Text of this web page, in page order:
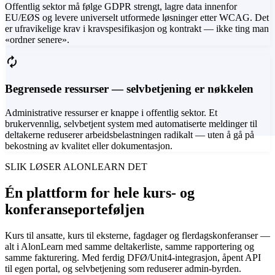
Offentlig sektor må følge GDPR strengt, lagre data innenfor
EU/EØS og levere universelt utformede løsninger etter WCAG. Det
er ufravikelige krav i kravspesifikasjon og kontrakt — ikke ting man
«ordner senere».
autorenew
Begrensede ressurser — selvbetjening er nøkkelen
Administrative ressurser er knappe i offentlig sektor. Et
brukervennlig, selvbetjent system med automatiserte meldinger til
deltakerne reduserer arbeidsbelastningen radikalt — uten å gå på
bekostning av kvalitet eller dokumentasjon.
SLIK LØSER ALONLEARN DET
Én plattform for hele kurs- og
konferanseporteføljen
Kurs til ansatte, kurs til eksterne, fagdager og flerdagskonferanser —
alt i AlonLearn med samme deltakerliste, samme rapportering og
samme fakturering. Med ferdig DFØ/Unit4-integrasjon, åpent API
til egen portal, og selvbetjening som reduserer admin-byrden.